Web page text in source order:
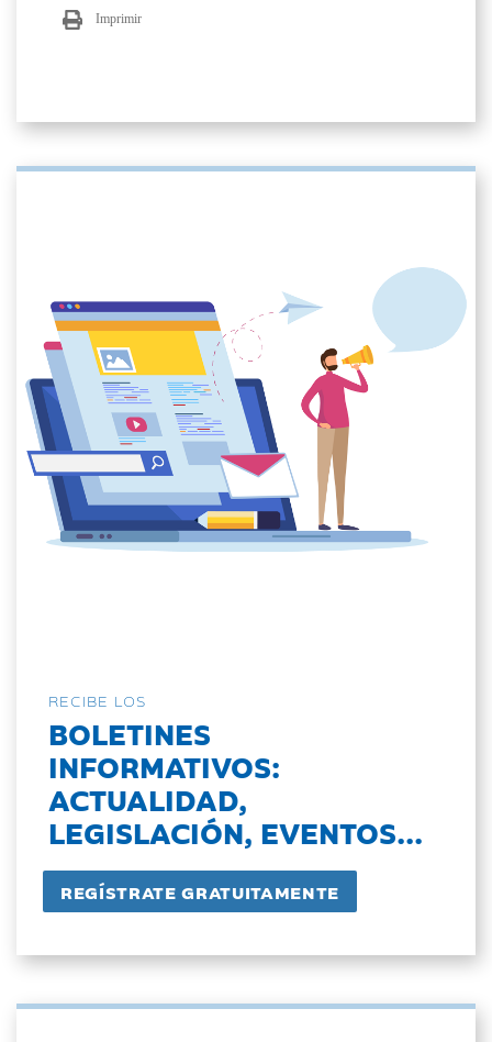
Imprimir
RECIBE LOS
BOLETINES
INFORMATIVOS:
ACTUALIDAD,
LEGISLACIÓN, EVENTOS...